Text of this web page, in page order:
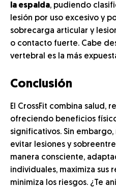
la espalda, pudiendo
lesión por uso excesivo y
sobrecarga articular y
o contacto fuerte. Cabe
vertebral es la más
Conclusión
El CrossFit combina salud,
ofreciendo beneficios
significativos. Sin
evitar lesiones y
manera consciente,
individuales, maximiza sus
minimiza los riesgos. ¿Te